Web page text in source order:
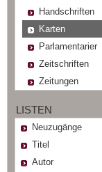
Handschriften
Karten
Parlamentarier
Zeitschriften
Zeitungen
LISTEN
Neuzugänge
Titel
Autor